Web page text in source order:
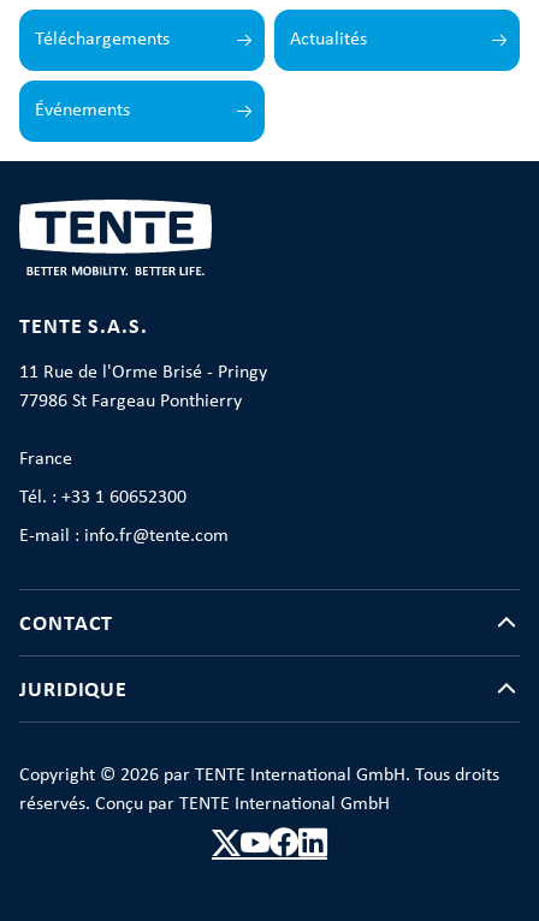
Téléchargements Actualités
Événements
TENTE S.A.S.
11 Rue de l'Orme Brisé - Pringy
77986 St Fargeau Ponthierry
France
Tél. : +33 1 60652300
E-mail : info.fr@tente.com
CONTACT
JURIDIQUE
Copyright © 2026 par TENTE International GmbH. Tous droits
réservés. Conçu par TENTE International GmbH